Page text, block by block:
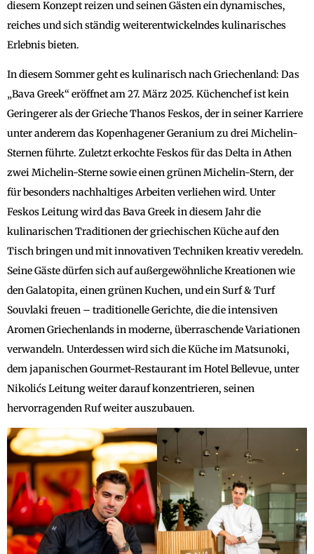
diesem Konzept reizen und seinen Gästen ein dynamisches,
reiches und sich ständig weiterentwickelndes kulinarisches
Erlebnis bieten.
In diesem Sommer geht es kulinarisch nach Griechenland: Das
„Bava Greek“ eröffnet am 27. März 2025. Küchenchef ist kein
Geringerer als der Grieche Thanos Feskos, der in seiner Karriere
unter anderem das Kopenhagener Geranium zu drei Michelin-
Sternen führte. Zuletzt erkochte Feskos für das Delta in Athen
zwei Michelin-Sterne sowie einen grünen Michelin-Stern, der
für besonders nachhaltiges Arbeiten verliehen wird. Unter
Feskos Leitung wird das Bava Greek in diesem Jahr die
kulinarischen Traditionen der griechischen Küche auf den
Tisch bringen und mit innovativen Techniken kreativ veredeln.
Seine Gäste dürfen sich auf außergewöhnliche Kreationen wie
den Galatopita, einen grünen Kuchen, und ein Surf & Turf
Souvlaki freuen – traditionelle Gerichte, die die intensiven
Aromen Griechenlands in moderne, überraschende Variationen
verwandeln. Unterdessen wird sich die Küche im Matsunoki,
dem japanischen Gourmet-Restaurant im Hotel Bellevue, unter
Nikolićs Leitung weiter darauf konzentrieren, seinen
hervorragenden Ruf weiter auszubauen.